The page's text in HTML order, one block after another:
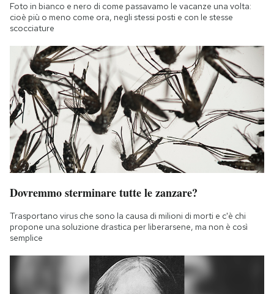
Foto in bianco e nero di come passavamo le vacanze una volta:
cioè più o meno come ora, negli stessi posti e con le stesse
scocciature
Dovremmo sterminare tutte le zanzare?
Trasportano virus che sono la causa di milioni di morti e c'è chi
propone una soluzione drastica per liberarsene, ma non è così
semplice